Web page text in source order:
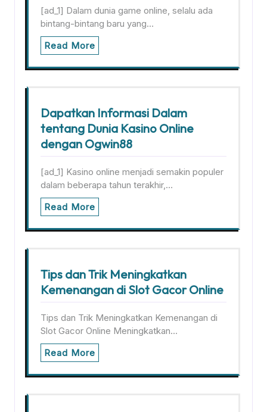
[ad_1] Dalam dunia game online, selalu ada
bintang-bintang baru yang…
Read More
Dapatkan Informasi Dalam
tentang Dunia Kasino Online
dengan Ogwin88
[ad_1] Kasino online menjadi semakin populer
dalam beberapa tahun terakhir,…
Read More
Tips dan Trik Meningkatkan
Kemenangan di Slot Gacor Online
Tips dan Trik Meningkatkan Kemenangan di
Slot Gacor Online Meningkatkan…
Read More